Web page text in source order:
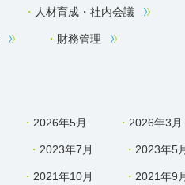
人材育成・社内会議
財務管理
2026年5月 2026年3月
2023年7月 2023年5
2021年10月 2021年9